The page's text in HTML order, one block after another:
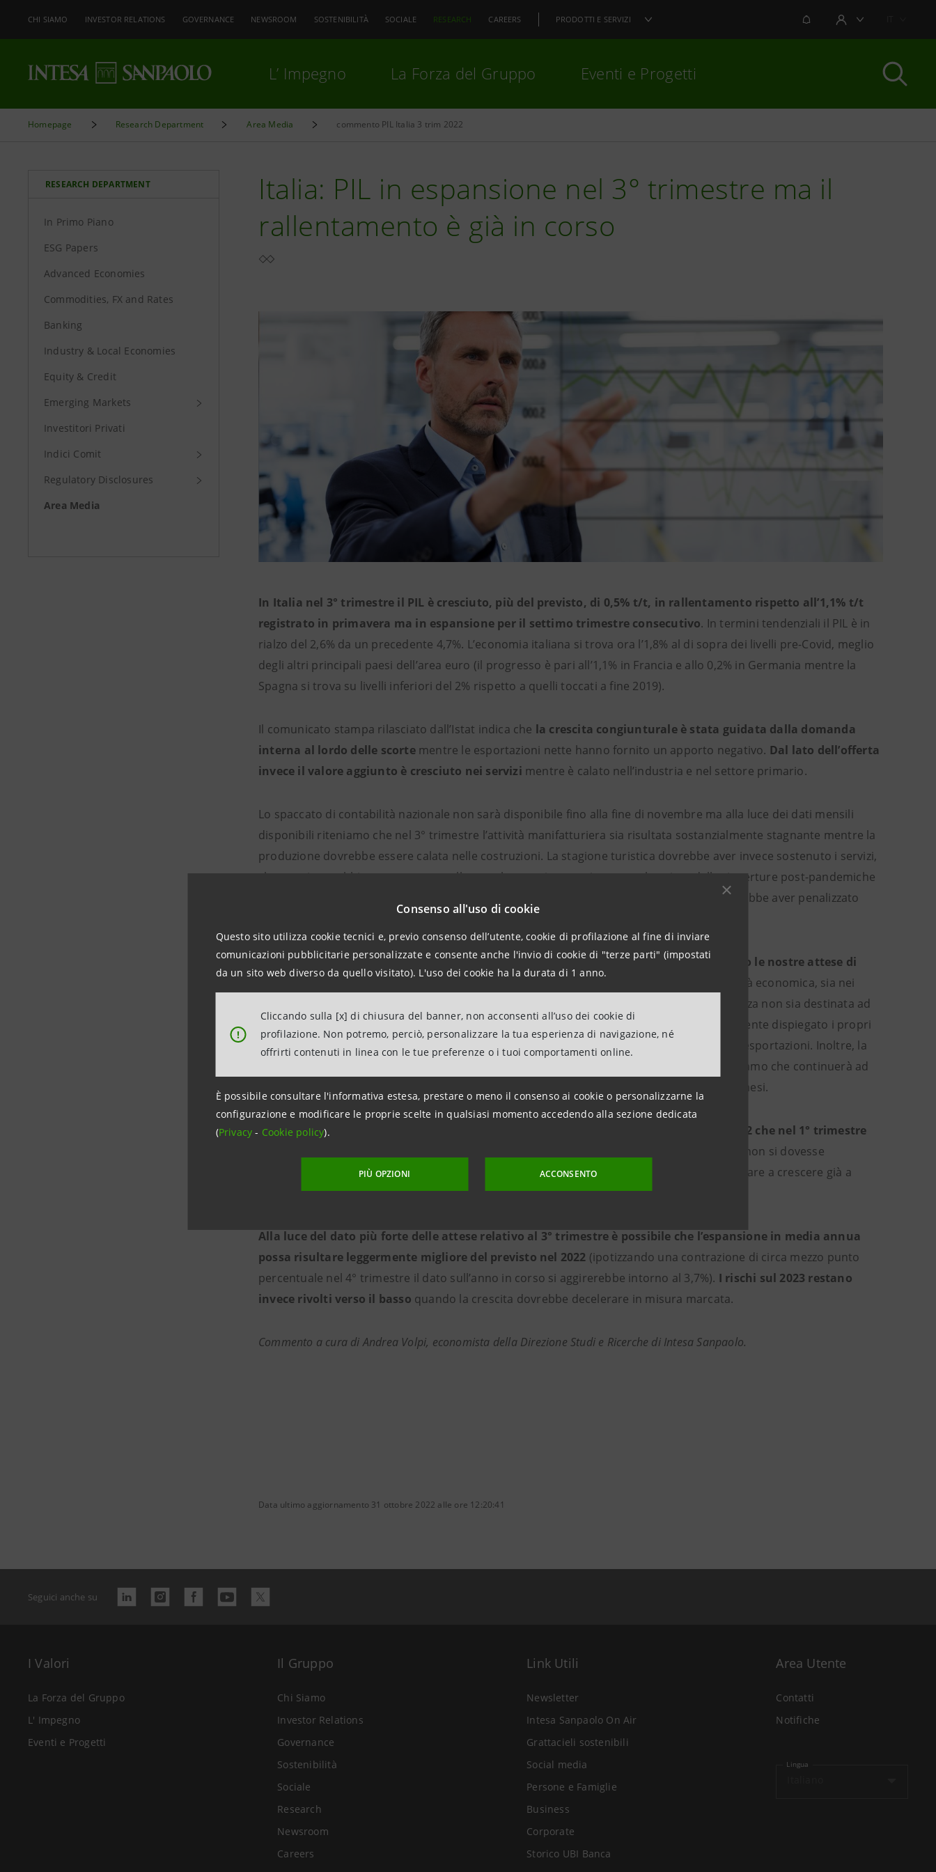
Consenso all'uso di cookie
Questo sito utilizza cookie tecnici e, previo consenso dell’utente, cookie di profilazione al fine di inviare
comunicazioni pubblicitarie personalizzate e consente anche l'invio di cookie di "terze parti" (impostati
da un sito web diverso da quello visitato). L'uso dei cookie ha la durata di 1 anno.
!
Cliccando sulla [x] di chiusura del banner, non acconsenti all’uso dei cookie di
profilazione. Non potremo, perciò, personalizzare la tua esperienza di navigazione, né
offrirti contenuti in linea con le tue preferenze o i tuoi comportamenti online.
È possibile consultare l'informativa estesa, prestare o meno il consenso ai cookie o personalizzarne la
configurazione e modificare le proprie scelte in qualsiasi momento accedendo alla sezione dedicata
(Privacy- Cookie policy).
PIÙ OPZIONI ACCONSENTO
CHI SIAMO INVESTOR RELATIONS GOVERNANCE NEWSROOM SOSTENIBILITÀ SOCIALE RESEARCH CAREERS PRODOTTI E SERVIZI NOTIFICHEAREA UTENTE
L’ Impegno La Forza del Gruppo Eventi e Progetti
Homepage Research Department Area Media commento PIL Italia 3 trim 2022
RESEARCH DEPARTMENT
In Primo Piano
ESG Papers
Advanced Economies
Commodities, FX and Rates
Banking
Industry & Local Economies
Equity & Credit
Emerging Markets
Investitori Privati
Indici Comit
Regulatory Disclosures
Area Media
Italia: PIL in espansione nel 3° trimestre ma il
rallentamento è già in corso
In Italia nel 3° trimestre il PIL è cresciuto, più del previsto, di 0,5% t/t, in rallentamento rispetto all’1,1% t/t
registrato in primavera ma in espansione per il settimo trimestre consecutivo. In termini tendenziali il PIL è in
rialzo del 2,6% da un precedente 4,7%. L’economia italiana si trova ora l’1,8% al di sopra dei livelli pre-Covid, meglio
degli altri principali paesi dell’area euro (il progresso è pari all’1,1% in Francia e allo 0,2% in Germania mentre la
Spagna si trova su livelli inferiori del 2% rispetto a quelli toccati a fine 2019).
Il comunicato stampa rilasciato dall’Istat indica che la crescita congiunturale è stata guidata dalla domanda
interna al lordo delle scorte mentre le esportazioni nette hanno fornito un apporto negativo. Dal lato dell’offerta
invece il valore aggiunto è cresciuto nei servizi mentre è calato nell’industria e nel settore primario.
Lo spaccato di contabilità nazionale non sarà disponibile fino alla fine di novembre ma alla luce dei dati mensili
disponibili riteniamo che nel 3° trimestre l’attività manifatturiera sia risultata sostanzialmente stagnante mentre la
produzione dovrebbe essere calata nelle costruzioni. La stagione turistica dovrebbe aver invece sostenuto i servizi,
che pensiamo abbiano comunque rallentato la propria corsa in quanto la spinta delle riaperture post-pandemiche
sta progressivamente perdendo vigore. Infine, la siccità che ha caratterizzato l’estate dovrebbe aver penalizzato
I dati odierni sono risultati complessivamente migliori delle attese ma non modificano le nostre attese di
contrazione del PIL nei prossimi trimestri.
Le indagini di fiducia suggeriscono che l’attività economica, sia nei
servizi che nell’industria, era già in contrazione a fine estate e riteniamo che questa tendenza non sia destinata ad
invertirsi nel breve termine. Probabilmente lo shock energetico non ha ancora completamente dispiegato i propri
effetti recessivi sull’industria mentre il rallentamento globale peserà inevitabilmente sulle esportazioni. Inoltre, la
forte crescita dei prezzi al consumo e alla produzione sta già frenando la domanda e riteniamo che continuerà ad
erodere i redditi disponibili dei consumatori e i margini delle imprese anche nei prossimi mesi.
Prevediamo una contrazione del PIL su base congiunturale sia nel 4° trimestre del 2022 che nel 1° trimestre
Lo stimolo fiscale potrebbe comunque offrire qualche sostegno e nel caso in cui non si dovesse
materializzare uno scenario di razionamento forzato dell’energia l’economia potrebbe tornare a crescere già a
partire dalla prossima primavera.
Alla luce del dato più forte delle attese relativo al 3° trimestre è possibile che l’espansione in media annua
possa risultare leggermente migliore del previsto nel 2022 (ipotizzando una contrazione di circa mezzo punto
percentuale nel 4° trimestre il dato sull’anno in corso si aggirerebbe intorno al 3,7%). I rischi sul 2023 restano
invece rivolti verso il basso quando la crescita dovrebbe decelerare in misura marcata.
Commento a cura di Andrea Volpi, economista della Direzione Studi e Ricerche di Intesa Sanpaolo.
Data ultimo aggiornamento 31 ottobre 2022 alle ore 12:20:41
Seguici anche su
I Valori
La Forza del Gruppo
L' Impegno
Eventi e Progetti
Il Gruppo
Chi Siamo
Investor Relations
Governance
Sostenibilità
Sociale
Research
Newsroom
Careers
Link Utili
Newsletter
Intesa Sanpaolo On Air
Grattacieli sostenibili
Social media
Persone e Famiglie
Business
Corporate
Storico UBI Banca
Area Utente
Contatti
Notifiche
Lingua